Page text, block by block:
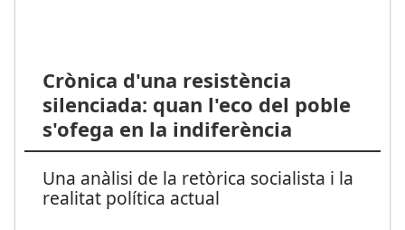
Crònica d'una resistència
silenciada: quan l'eco del poble
s'ofega en la indiferència
Una anàlisi de la retòrica socialista i la
realitat política actual